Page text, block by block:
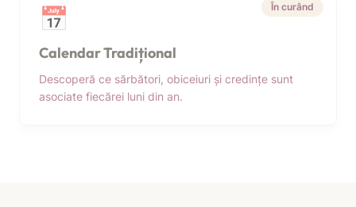
📅 În curând
Calendar Tradițional
Descoperă ce sărbători, obiceiuri și credințe sunt
asociate fiecărei luni din an.